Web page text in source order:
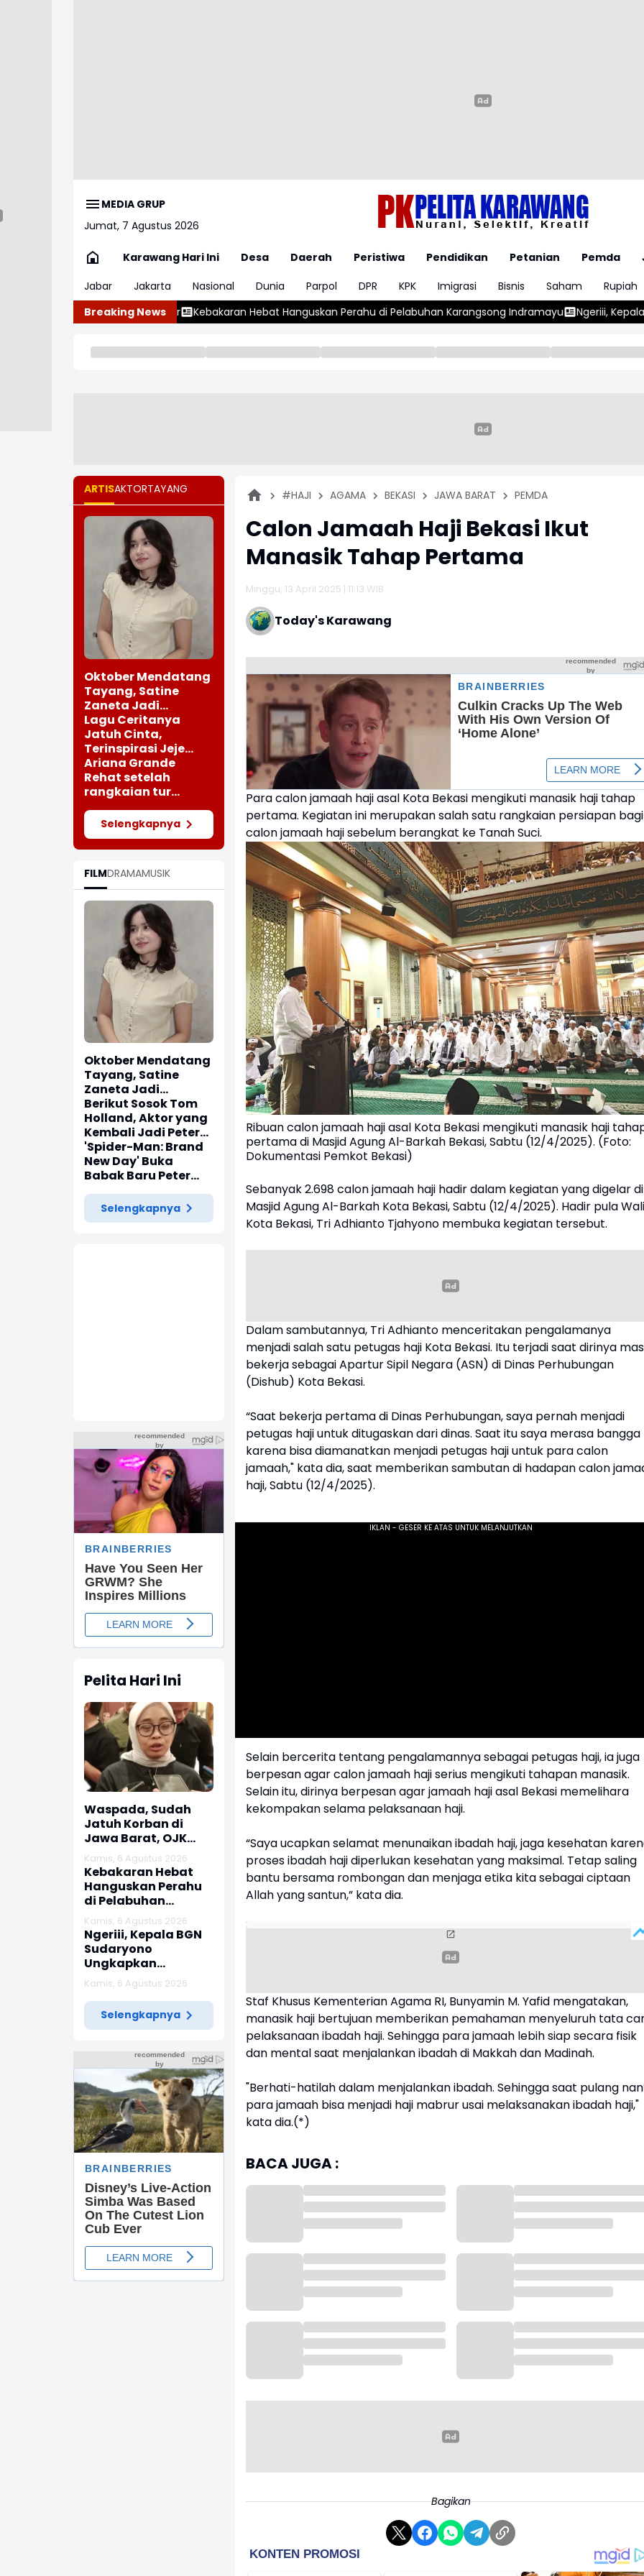
MEDIA GRUP
Jumat, 7 Agustus 2026
Karawang Hari Ini Desa Daerah Peristiwa Pendidikan Petanian Pemda
Jabar
Jakarta Nasional Dunia Parpol DPR KPK Imigrasi Bisnis Saham Rupiah
Breaking News
Kebakaran Hebat Hanguskan Perahu di Pelabuhan Karangsong Indramayu Ngeriii, Kepala BGN Sudaryono
ARTISAKTORTAYANG
Oktober Mendatang
Tayang, Satine
Zaneta Jadi
Pemeran Utama Film
Siti Si Vampir
Lagu Ceritanya
Jatuh Cinta,
Terinspirasi Jeje
saat Bertemu
Perempuan Cantik
Ariana Grande
Rehat setelah
rangkaian tur
"Eternal Sunshine"
Selengkapnya
FILMDRAMAMUSIK
Oktober Mendatang
Tayang, Satine
Zaneta Jadi
Pemeran Utama Film
Siti Si Vampir
Berikut Sosok Tom
Holland, Aktor yang
Kembali Jadi Peter
Parker di 'Spider-
Man: Brand New Day'
'Spider-Man: Brand
New Day' Buka
Babak Baru Peter
Parker di Marvel
Cinematic Universe
Selengkapnya
Pelita Hari Ini
Waspada, Sudah
Jatuh Korban di
Jawa Barat, OJK
dan Polisi Ungkap
Dugaan Penipuan
Modus Titip Limit
Paylater
Kamis, 6 Agustus 2026
Kebakaran Hebat
Hanguskan Perahu
di Pelabuhan
Karangsong
Indramayu
Kamis, 6 Agustus 2026
Ngeriii, Kepala BGN
Sudaryono
Ungkapkan
Diketemukan Ada 6
Juta Data Ganda
Siswa Penerima MBG
Kamis, 6 Agustus 2026
Selengkapnya
#HAJI AGAMA BEKASI JAWA BARAT PEMDA
Calon Jamaah Haji Bekasi Ikut
Manasik Tahap Pertama
Minggu, 13 April 2025 | 11:13 WIB
Today's Karawang
Para calon jamaah haji asal Kota Bekasi mengikuti manasik haji tahap
pertama. Kegiatan ini merupakan salah satu rangkaian persiapan bagi
calon jamaah haji sebelum berangkat ke Tanah Suci.
Ribuan calon jamaah haji asal Kota Bekasi mengikuti manasik haji
pertama di Masjid Agung Al-Barkah Bekasi, Sabtu (12/4/2025). (Foto:
Dokumentasi Pemkot Bekasi)
Sebanyak 2.698 calon jamaah haji hadir dalam kegiatan yang digelar di
Masjid Agung Al-Barkah Kota Bekasi, Sabtu (12/4/2025). Hadir pula Wali
Kota Bekasi, Tri Adhianto Tjahyono membuka kegiatan tersebut.
Dalam sambutannya, Tri Adhianto menceritakan pengalamanya
menjadi salah satu petugas haji Kota Bekasi. Itu terjadi saat dirinya
bekerja sebagai Apartur Sipil Negara (ASN) di Dinas Perhubungan
(Dishub) Kota Bekasi.
“Saat bekerja pertama di Dinas Perhubungan, saya pernah menjadi
petugas haji untuk ditugaskan dari dinas. Saat itu saya merasa bangga
karena bisa diamanatkan menjadi petugas haji untuk para calon
jamaah," kata dia, saat memberikan sambutan di hadapan calon
haji, Sabtu (12/4/2025).
Selain bercerita tentang pengalamannya sebagai petugas haji, ia juga
berpesan agar calon jamaah haji serius mengikuti tahapan manasik.
Selain itu, dirinya berpesan agar jamaah haji asal Bekasi memelihara
kekompakan selama pelaksanaan haji.
“Saya ucapkan selamat menunaikan ibadah haji, jaga kesehatan
proses ibadah haji diperlukan kesehatan yang maksimal. Tetap saling
bantu bersama rombongan dan menjaga etika kita sebagai ciptaan
Allah yang santun,” kata dia.
Staf Khusus Kementerian Agama RI, Bunyamin M. Yafid mengatakan,
manasik haji bertujuan memberikan pemahaman menyeluruh tata
pelaksanaan ibadah haji. Sehingga para jamaah lebih siap secara fisik
dan mental saat menjalankan ibadah di Makkah dan Madinah.
"Berhati-hatilah dalam menjalankan ibadah. Sehingga saat pulang
para jamaah bisa menjadi haji mabrur usai melaksanakan ibadah haji,"
kata dia.(*)
BACA JUGA :
Bagikan